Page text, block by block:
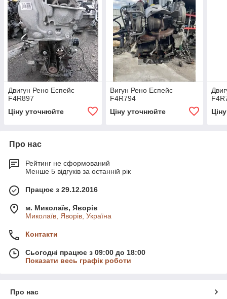
Двигун Рено Еспейс
F4R897
Ціну уточнюйте
Вигун Рено Еспейс
F4R794
Ціну уточнюйте
Про нас
Рейтинг не сформований
Менше 5 відгуків за останній рік
Працює з 29.12.2016
м. Миколаїв, Яворів
Миколаїв, Яворів, Україна
Контакти
Сьогодні працює з 09:00 до 18:00
Показати весь графік роботи
Про нас